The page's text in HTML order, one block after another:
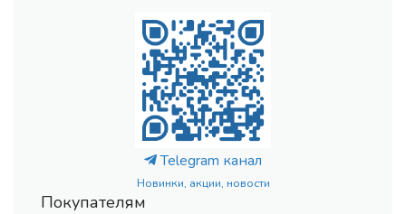
Telegram канал
Новинки, акции, новости
Покупателям